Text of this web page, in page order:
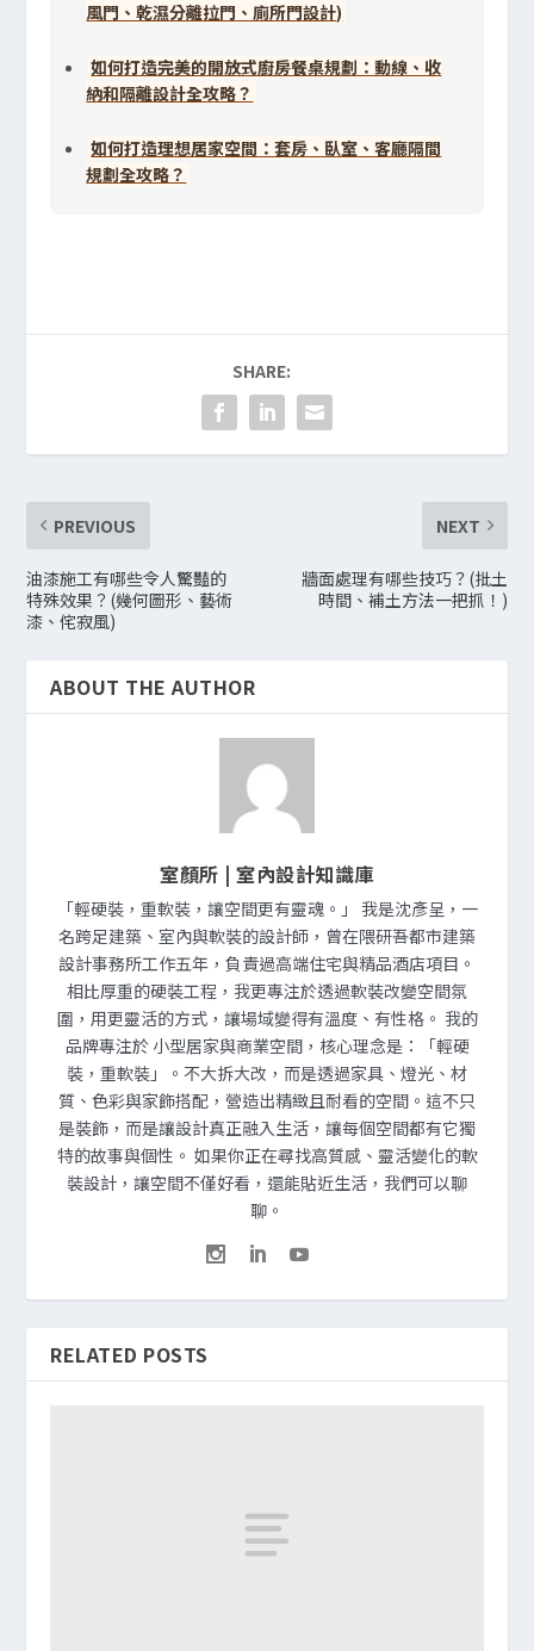
風門、乾濕分離拉門、廁所門設計)
如何打造完美的開放式廚房餐桌規劃：動線、收
納和隔離設計全攻略？
如何打造理想居家空間：套房、臥室、客廳隔間
規劃全攻略？
SHARE:
PREVIOUS
油漆施工有哪些令人驚豔的
特殊效果？(幾何圖形、藝術
漆、侘寂風)
NEXT
牆面處理有哪些技巧？(批土
時間、補土方法一把抓！)
ABOUT THE AUTHOR
室顏所 | 室內設計知識庫
「輕硬裝，重軟裝，讓空間更有靈魂。」 我是沈彥呈，一
名跨足建築、室內與軟裝的設計師，曾在隈研吾都市建築
設計事務所工作五年，負責過高端住宅與精品酒店項目。
相比厚重的硬裝工程，我更專注於透過軟裝改變空間氛
圍，用更靈活的方式，讓場域變得有溫度、有性格。 我的
品牌專注於 小型居家與商業空間，核心理念是：「輕硬
裝，重軟裝」。不大拆大改，而是透過家具、燈光、材
質、色彩與家飾搭配，營造出精緻且耐看的空間。這不只
是裝飾，而是讓設計真正融入生活，讓每個空間都有它獨
特的故事與個性。 如果你正在尋找高質感、靈活變化的軟
裝設計，讓空間不僅好看，還能貼近生活，我們可以聊
聊。
RELATED POSTS